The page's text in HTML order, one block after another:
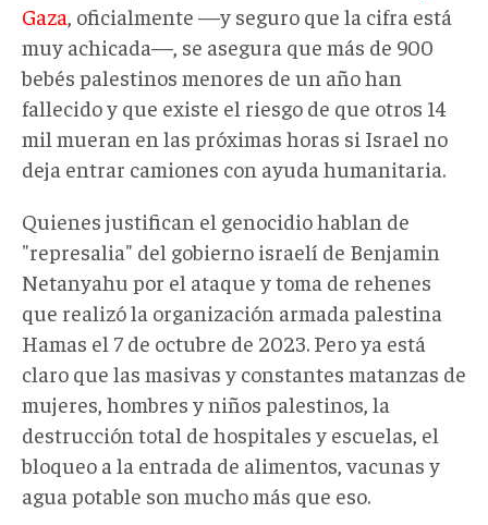
Gaza , oficialmente —y seguro que la cifra está
muy achicada—, se asegura que más de 900
bebés palestinos menores de un año han
fallecido y que existe el riesgo de que otros 14
mil mueran en las próximas horas si Israel no
deja entrar camiones con ayuda humanitaria.
Quienes justifican el genocidio hablan de
"represalia" del gobierno israelí de Benjamin
Netanyahu por el ataque y toma de rehenes
que realizó la organización armada palestina
Hamas el 7 de octubre de 2023. Pero ya está
claro que las masivas y constantes matanzas de
mujeres, hombres y niños palestinos, la
destrucción total de hospitales y escuelas, el
bloqueo a la entrada de alimentos, vacunas y
agua potable son mucho más que eso.